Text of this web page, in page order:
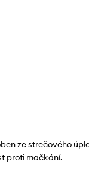
ze strečového
proti mačkání.